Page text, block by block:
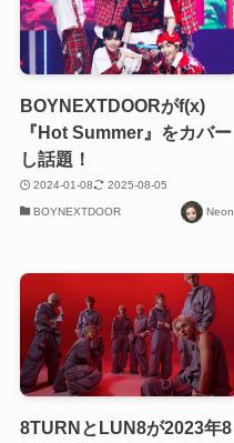
BOYNEXTDOORがf(x)
『Hot Summer』をカバー
し話題！
2024-01-08 2025-08-05
BOYNEXTDOOR Neon
8TURNとLUN8が2023年8